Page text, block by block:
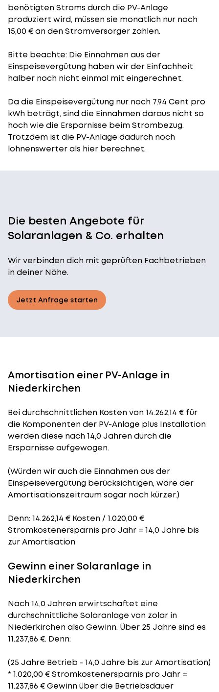
benötigten Stroms durch die PV-Anlage
produziert wird, müssen sie monatlich nur noch
15,00 € an den Stromversorger zahlen.
Bitte beachte: Die Einnahmen aus der
Einspeisevergütung haben wir der Einfachheit
halber noch nicht einmal mit eingerechnet.
Da die Einspeisevergütung nur noch 7,94 Cent pro
kWh beträgt, sind die Einnahmen daraus nicht so
hoch wie die Ersparnisse beim Strombezug.
Trotzdem ist die PV-Anlage dadurch noch
lohnenswerter als hier berechnet.
Die besten Angebote für
Solaranlagen & Co. erhalten
Wir verbinden dich mit geprüften Fachbetrieben
in deiner Nähe.
Jetzt Anfrage starten
Amortisation einer PV-Anlage in
Niederkirchen
Bei durchschnittlichen Kostenvon 14.262,14 € für
die Komponenten der PV-Anlage plus Installation
werden diese nach 14,0 Jahren durch die
Ersparnisse aufgewogen.
(Würden wir auch die Einnahmen aus der
Einspeisevergütung berücksichtigen, wäre der
Amortisationszeitraumsogar noch kürzer.)
Denn: 14.262,14 € Kosten / 1.020,00 €
Stromkostenersparnis pro Jahr = 14,0 Jahre bis
zur Amortisation
Gewinn einer Solaranlage in
Niederkirchen
Nach 14,0 Jahren erwirtschaftet eine
durchschnittliche Solaranlage von zolar in
Niederkirchen also Gewinn. Über 25 Jahre sind es
11.237,86 €. Denn:
(25 Jahre Betrieb - 14,0 Jahre bis zur Amortisation)
* 1.020,00 € Stromkostenersparnis pro Jahr =
11.237,86 € Gewinn über die Betriebsdauer